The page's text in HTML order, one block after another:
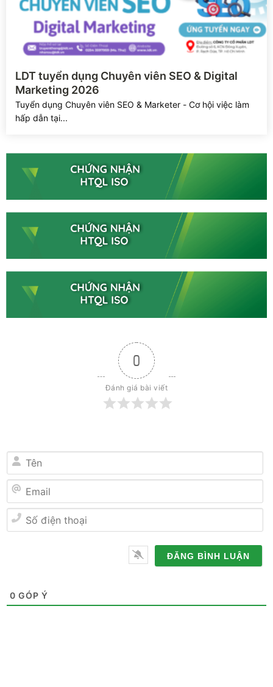
Xem chi tiết
LDT tuyển dụng Chuyên viên SEO & Digital
Marketing 2026
Tuyển dụng Chuyên viên SEO & Marketer - Cơ hội việc làm
hấp dẫn tại...
0
Đánh giá bài viết
Tên
Email
0 GÓP Ý